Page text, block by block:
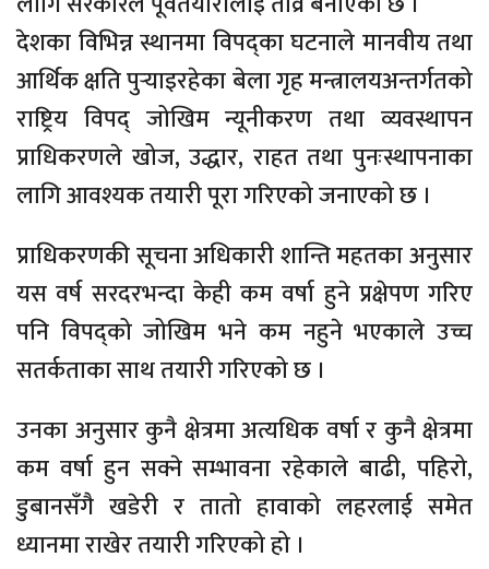
देशका विभिन्न स्थानमा विपद्का घटनाले मानवीय तथा
आर्थिक क्षति पुऱ्याइरहेका बेला गृह मन्त्रालयअन्तर्गतको
राष्ट्रिय विपद् जोखिम न्यूनीकरण तथा व्यवस्थापन
प्राधिकरणले खोज, उद्धार, राहत तथा पुनःस्थापनाका
लागि आवश्यक तयारी पूरा गरिएको जनाएको छ ।
प्राधिकरणकी सूचना अधिकारी शान्ति महतका अनुसार
यस वर्ष सरदरभन्दा केही कम वर्षा हुने प्रक्षेपण गरिए
पनि विपद्को जोखिम भने कम नहुने भएकाले उच्च
सतर्कताका साथ तयारी गरिएको छ ।
उनका अनुसार कुनै क्षेत्रमा अत्यधिक वर्षा र कुनै क्षेत्रमा
कम वर्षा हुन सक्ने सम्भावना रहेकाले बाढी, पहिरो,
डुबानसँगै खडेरी र तातो हावाको लहरलाई समेत
ध्यानमा राखेर तयारी गरिएको हो ।